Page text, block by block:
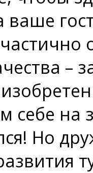
ваше
–
себе на
Но